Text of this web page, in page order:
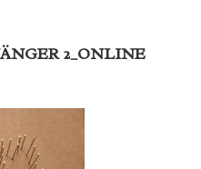
2_ONLINE